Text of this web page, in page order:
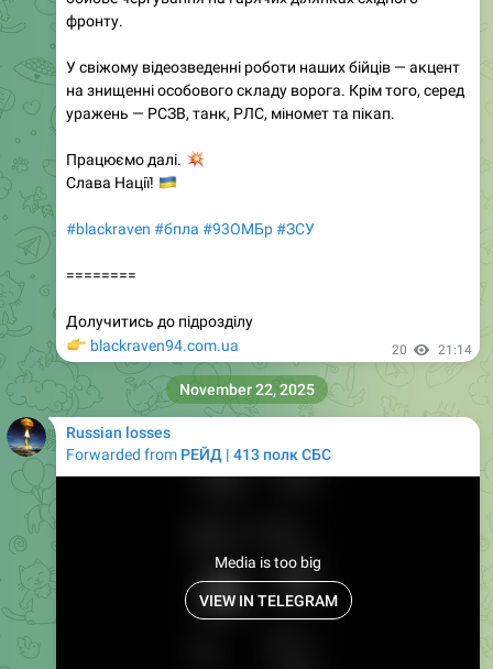
фронту.
У свіжому відеозведенні роботи наших бійців — акцент
на знищенні особового складу ворога. Крім того, серед
уражень — РСЗВ, танк, РЛС, міномет та пікап.
Працюємо далі.
💥
Слава Нації!
🇺🇦
#blackraven #бпла #93ОМБр#ЗСУ
========
Долучитись до підрозділу
blackraven94.com.ua 20 21:14
Russian losses
Forwarded from РЕЙД | 413 полк СБС
Media is too big
VIEW IN TELEGRAM
November 22, 2025